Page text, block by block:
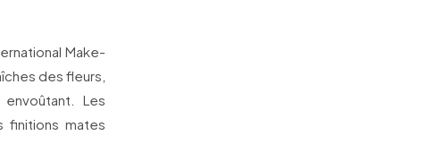
Make-
des fleurs,
Les
finitions mates